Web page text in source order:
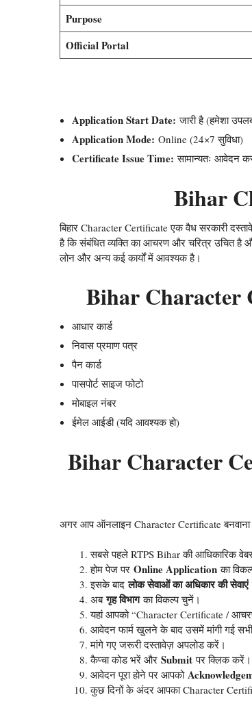
Purpose
Official Portal
Application Start Date: जारी है (हमेशा
Application Mode: Online (24×7 सुविधा)
Certificate Issue Time: सामान्यतः आवेदन
Bihar
बिहार Character Certificate एक वैध सरकारी
है कि संबंधित व्यक्ति का आचरण और चरित्र उचित है और
लोन और अन्य कई कार्यों में आवश्यक है।
Bihar Character
आधार कार्ड
निवास प्रमाण पत्र
पैन कार्ड
पासपोर्ट साइज फोटो
मोबाइल नंबर
ईमेल आईडी (यदि आवश्यक हो)
Bihar Character
अगर आप ऑनलाइन Character Certificate बनवाना
सबसे पहले RTPS Bihar की आधिकारिक
होम पेज पर Online Application का
इसके बादलोक सेवाओं का अधिकार की सेवाएं
अबगृह विभागका विकल्प चुनें।
यहां आपको “Character Certificate /
आवेदन फार्म खुलने के बाद उसमें मांगी गई सभी
मांगे गए जरूरी दस्तावेज़ अपलोड करें।
कैप्चा कोड भरें और Submit पर क्लिक करें।
आवेदन पूरा होने पर आपको
कुछ दिनों के अंदर आपका Character